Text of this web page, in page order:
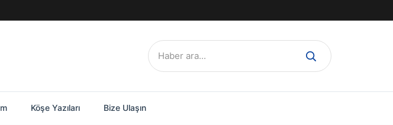
Ara:
Köşe Yazıları Bize Ulaşın